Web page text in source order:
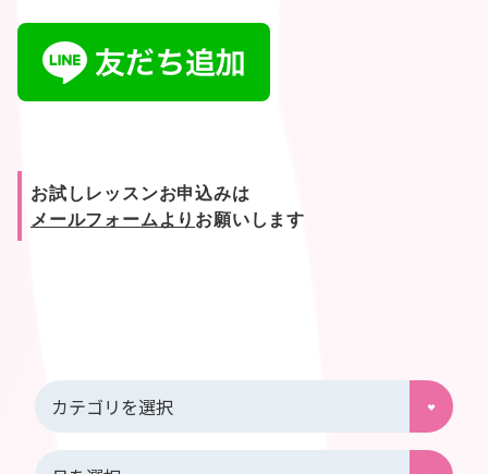
お試しレッスンお申込みは
メールフォームより お願いします